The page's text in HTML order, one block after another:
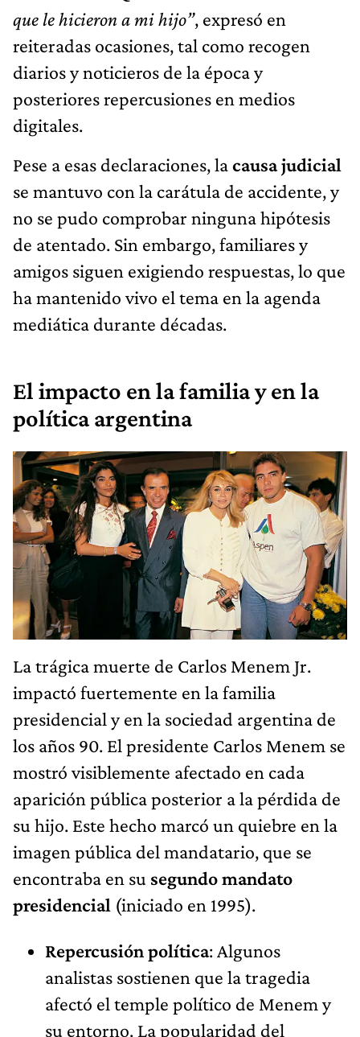
que le hicieron a mi hijo”, expresó en
reiteradas ocasiones, tal como recogen
diarios y noticieros de la época y
posteriores repercusiones en medios
digitales.
Pese a esas declaraciones, lacausa judicial
se mantuvo con la carátula de accidente, y
no se pudo comprobar ninguna hipótesis
de atentado. Sin embargo, familiares y
amigos siguen exigiendo respuestas, lo que
ha mantenido vivo el tema en la agenda
mediática durante décadas.
El impacto en la familia y en la
política argentina
La trágica muerte de Carlos Menem Jr.
impactó fuertemente en la familia
presidencial y en la sociedad argentina de
los años 90. El presidente Carlos Menem se
mostró visiblemente afectado en cada
aparición pública posterior a la pérdida de
su hijo. Este hecho marcó un quiebre en la
imagen pública del mandatario, que se
encontraba en su segundo mandato
presidencial (iniciado en 1995).
Repercusión política: Algunos
analistas sostienen que la tragedia
afectó el temple político de Menem y
su entorno. La popularidad del